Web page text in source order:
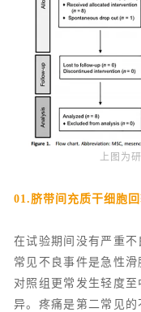
上图为
01.脐带间充质干细胞
在试验期间没有严重
常见不良事件是急性
对照组更常发生轻度
异。疼痛是第二常见的